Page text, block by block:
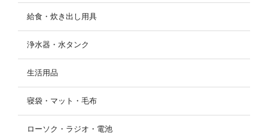
給食・炊き出し用具
浄水器・水タンク
生活用品
寝袋・マット・毛布
ローソク・ラジオ・電池